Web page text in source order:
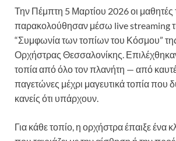
Την Πέμπτη 5 Μαρτίου 2026 οι μαθητές
παρακολούθησαν μέσω live streaming
“Συμφωνία των τοπίων του Κόσμου”
Ορχήστρας Θεσσαλονίκης.
τοπία από όλο τον πλανήτη — από
παγετώνες μέχρι μαγευτικά τοπία που
κανείς ότι υπάρχουν.
Για κάθε τοπίο, η ορχήστρα έπαιξε ένα